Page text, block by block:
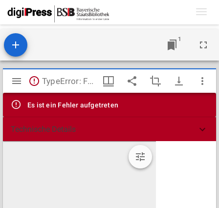
1
Mirador
Viewer
TypeError: Failed to fetch
Es ist ein Fehler aufgetreten
Technische Details